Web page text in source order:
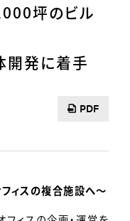
坪のビル
開発に着手
PDF
フィスの複合施設へ～
Recruit